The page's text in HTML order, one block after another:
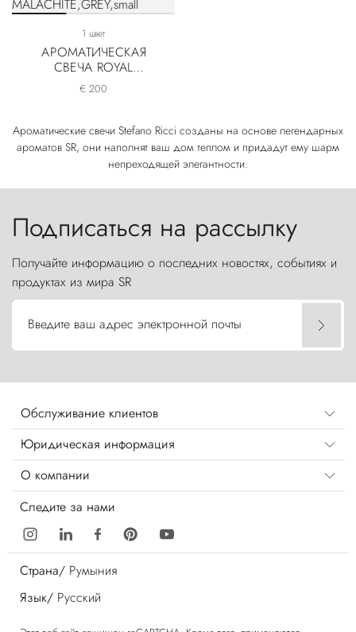
1 цвет
АРОМАТИЧЕСКАЯ
СВЕЧА ROYAL
MALACHITE
€ 200
Ароматические свечи Stefano Ricci созданы на основе легендарных
ароматов SR, они наполнят ваш дом теплом и придадут ему шарм
непреходящей элегантности.
Подписаться на рассылку
Получайте информацию о последних новостях, событиях и
продуктах из мира SR
Введите ваш адрес электронной почты
Обслуживание клиентов
Юридическая информация
О компании
Следите за нами
Страна/ Румыния
Язык/ Русский